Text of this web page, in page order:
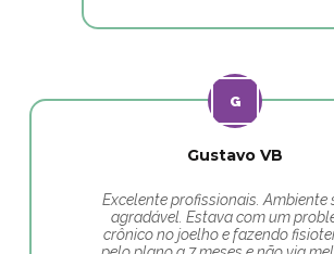
Gustavo VB
Excelente profissionais. Ambiente
agradável. Estava com um
crônico no joelho e fazendo